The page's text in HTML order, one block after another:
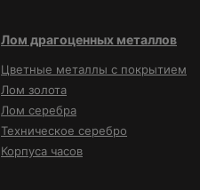
Лом драгоценных металлов
Цветные металлы с покрытием
Лом золота
Лом серебра
Техническое серебро
Корпуса часов